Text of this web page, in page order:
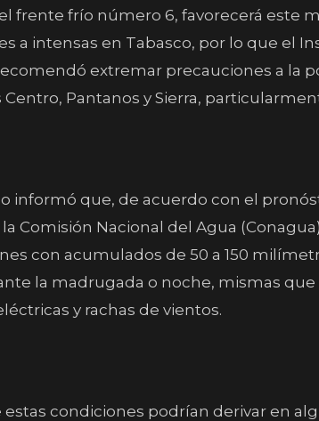
frente frío número 6, favorecerá este
a intensas en Tabasco, por lo que el
extremar precauciones a la
Centro, Pantanos y Sierra,
informó que, de acuerdo con el
Comisión Nacional del Agua
con acumulados de 50 a 150
la madrugada o noche, mismas
y rachas de vientos.
estas condiciones podrían derivar en